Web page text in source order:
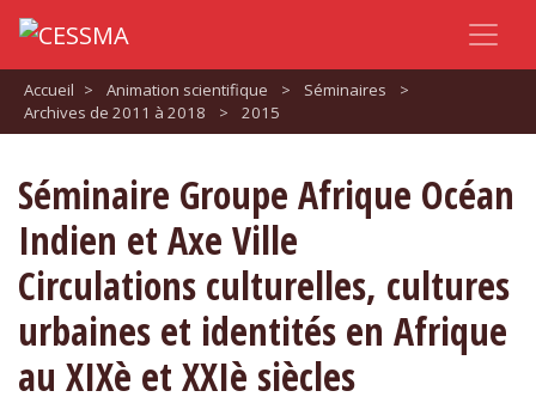
Accueil > Animation scientifique > Séminaires
>
Archives de 2011 à 2018
> 2015
Séminaire Groupe Afrique Océan
Indien et Axe Ville
Circulations culturelles, cultures
urbaines et identités en Afrique
au XIXè et XXIè siècles